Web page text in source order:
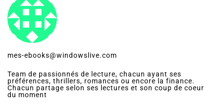
mes-ebooks@windowslive.com
Team de passionnés de lecture, chacun ayant ses
préférences, thrillers, romances ou encore la finance.
Chacun partage selon ses lectures et son coup de coeur
du moment